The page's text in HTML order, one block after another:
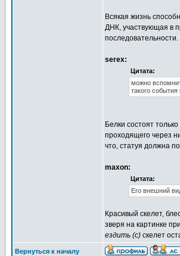
Всякая жизнь
ДНК, участвующая в
serex:
Цитата:
можно
такого события
Белки состоят
проходящего через
что, статуя должна
maxon:
Цитата:
Его внешний
Красивый скелет,
зверя на картинке
ездить (с) скелет
Вернуться к началу